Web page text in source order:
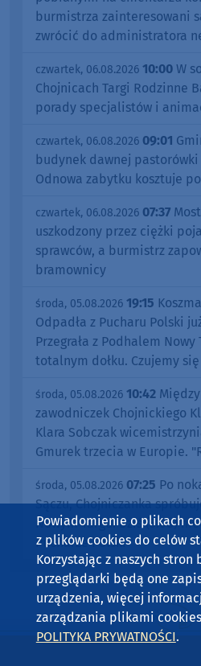
burmistrza zainteresowani
zwrócić do administratora
czwartek, 06.08.2026 10:00 W
Chojnicach Targi Rodzinne
porady specjalistów i
czwartek, 06.08.2026 09:01
budynek dawnej pastorówki
Odnowa zabytku kosztuje
czwartek, 06.08.2026 07:37
uszkodzony przez ciężki
sprawców, a burmistrz
bramownicy
środa, 05.08.2026 19:15
Odpadła z Pucharu Polski
Przegrała z Podhalem Nowy
totalnym dołku. Czujemy
środa, 05.08.2026 10:42
zawodniczek Chojnickiego
Klara Sobczak
Gmurek trzecia w Europie.
środa, 05.08.2026 07:25 Po
Sączu, Chojniczanka
Nowym Targu. Dziś (5.08)
Pucharze Polski
Powiadomienie o plikach
z plików cookies do celów
Korzystając z naszych stron
przeglądarki będą one
urządzenia, więcej
zarządzania plikami
POLITYKA PRYWATNOŚCI.